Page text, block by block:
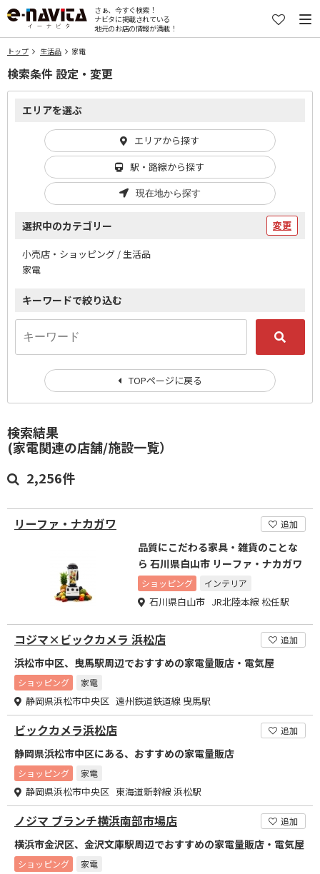
さぁ、今すぐ検索！
ナビタに掲載されている
地元のお店の情報が満載！
トップ 生活品 家電
検索結果
(家電関連の店舗/施設一覧）
2,256件
リーファ・ナカガワ 追加
品質にこだわる家具・雑貨のことな
ら 石川県白山市 リーファ・ナカガワ
ショッピング インテリア
石川県白山市 JR北陸本線 松任駅
コジマ×ビックカメラ 浜松店 追加
浜松市中区、曳馬駅周辺でおすすめの家電量販店・電気屋
ショッピング 家電
静岡県浜松市中央区 遠州鉄道鉄道線 曳馬駅
ビックカメラ浜松店 追加
静岡県浜松市中区にある、おすすめの家電量販店
ショッピング 家電
静岡県浜松市中央区 東海道新幹線 浜松駅
ノジマ ブランチ横浜南部市場店 追加
横浜市金沢区、金沢文庫駅周辺でおすすめの家電量販店・電気屋
ショッピング 家電
検索条件 設定・変更
エリアを選ぶ
エリアから探す
駅・路線から探す
現在地から探す
選択中のカテゴリー 変更
小売店・ショッピング / 生活品
家電
キーワードで絞り込む
TOPページに戻る